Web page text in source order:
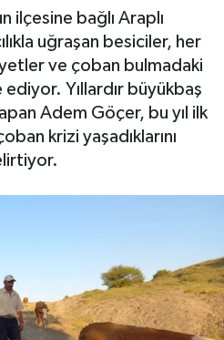
ilçesine bağlı Araplı
uğraşan besiciler, her
ve çoban bulmadaki
Yıllardır büyükbaş
Adem Göçer, bu yıl ilk
krizi yaşadıklarını